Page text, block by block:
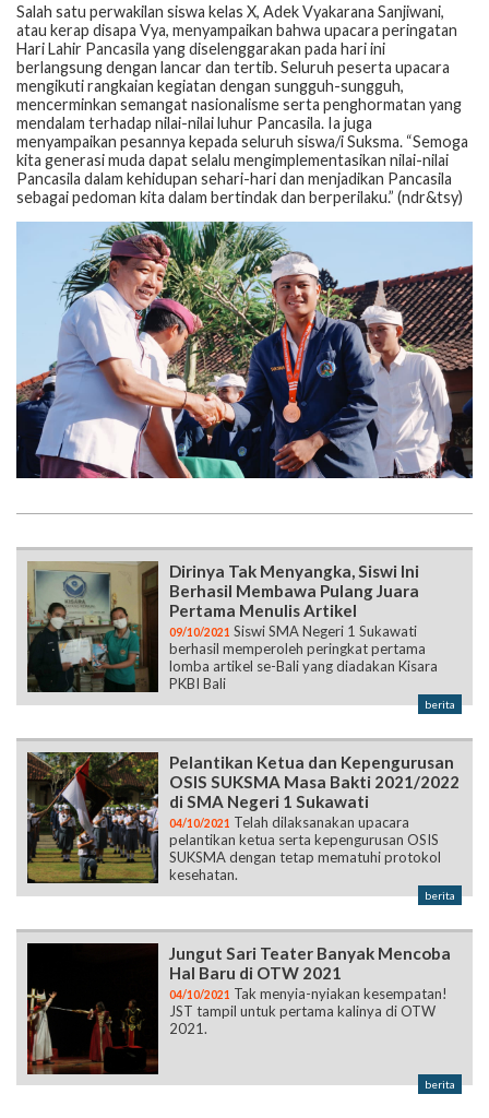
Salah satu perwakilan siswa kelas X, Adek Vyakarana Sanjiwani,
atau kerap disapa Vya, menyampaikan bahwa upacara peringatan
Hari Lahir Pancasila yang diselenggarakan pada hari ini
berlangsung dengan lancar dan tertib. Seluruh peserta upacara
mengikuti rangkaian kegiatan dengan sungguh-sungguh,
mencerminkan semangat nasionalisme serta penghormatan yang
mendalam terhadap nilai-nilai luhur Pancasila. Ia juga
menyampaikan pesannya kepada seluruh siswa/i Suksma. “Semoga
kita generasi muda dapat selalu mengimplementasikan nilai-nilai
Pancasila dalam kehidupan sehari-hari dan menjadikan Pancasila
sebagai pedoman kita dalam bertindak dan berperilaku.” (ndr&tsy)
Dirinya Tak Menyangka, Siswi Ini
Berhasil Membawa Pulang Juara
Pertama Menulis Artikel
09/10/2021 Siswi SMA Negeri 1 Sukawati
berhasil memperoleh peringkat pertama
lomba artikel se-Bali yang diadakan Kisara
PKBI Bali
berita
Pelantikan Ketua dan Kepengurusan
OSIS SUKSMA Masa Bakti 2021/2022
di SMA Negeri 1 Sukawati
04/10/2021 Telah dilaksanakan upacara
pelantikan ketua serta kepengurusan OSIS
SUKSMA dengan tetap mematuhi protokol
kesehatan.
berita
Jungut Sari Teater Banyak Mencoba
Hal Baru di OTW 2021
04/10/2021 Tak menyia-nyiakan kesempatan!
JST tampil untuk pertama kalinya di OTW
2021.
berita